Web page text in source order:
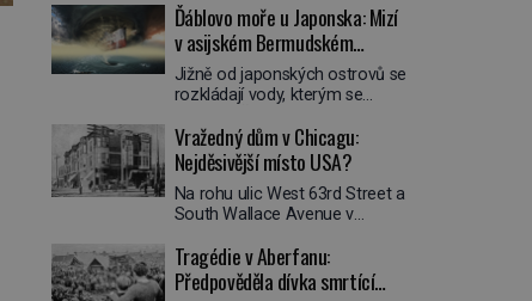
Ďáblovo moře u Japonska: Mizí
v asijském Bermudském
trojúhelníku lodě ve spárech
neznámé síly?
Jižně od japonských ostrovů se
rozkládají vody, kterým se
se o lodích mizejících beze
stopy, podivných světlech,
zrádných proudech i mořských
dracích, kteří měli tyto končiny
střežit už v dávných legendách.
trojúhelník skutečně prokletým
místem, nebo se zde jen
Vražedný dům v Chicagu:
Nejděsivější místo USA?
Na rohu ulic West 63rd Street a
South Wallace Avenue v
Nemá žádný speciální nápis ani
pamětní desku. A přesto prý
místní zaměstnanci neradi
Tragédie v Aberfanu:
Předpověděla dívka smrtící